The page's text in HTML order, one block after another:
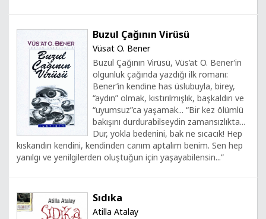
Buzul Çağının Virüsü
Vüsat O. Bener
Buzul Çağının Virüsü, Vüs’at O. Bener’in
olgunluk çağında yazdığı ilk romanı:
Bener’in kendine has üslubuyla, birey,
“aydın” olmak, kıstırılmışlık, başkaldırı ve
“uyumsuz”ca yaşamak... “Bir kez ölümlü
bakışını durdurabilseydin zamansızlıkta...
Dur, yokla bedenini, bak ne sıcacık! Hep
kıskandın kendini, kendinden canım aptalım benim. Sen hep
yanılgı ve yenilgilerden oluştuğun için yaşayabilensin...”
Sıdıka
Atilla Atalay